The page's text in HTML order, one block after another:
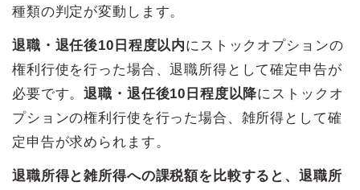
種類の判定が変動します。
退職・退任後10日程度以内にストックオプションの
権利行使を行った場合、退職所得として確定申告が
必要です。退職・退任後10日程度以降にストックオ
プションの権利行使を行った場合、雑所得として確
定申告が求められます。
退職所得と雑所得への課税額を比較すると、退職所